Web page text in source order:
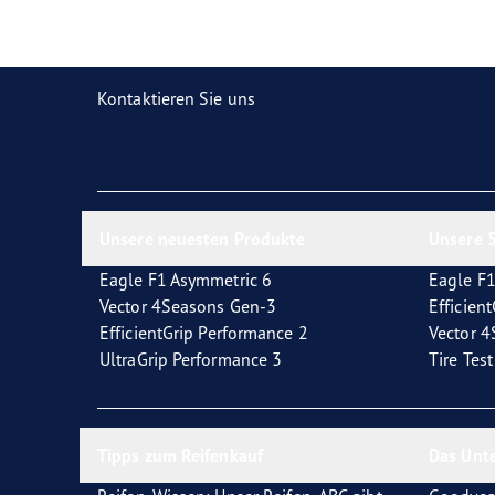
Kontaktieren Sie uns
Eagle F1 Asymmetric 6
Vector 4Seasons Gen-3
EfficientGrip Performance 2
UltraGrip Performance 3
Eagle
Vector
Tire